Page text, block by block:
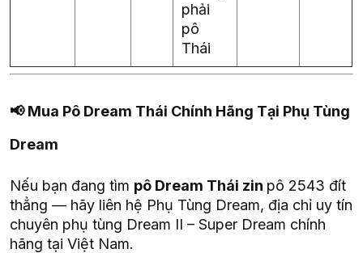
phải
pô
Thái
📢Mua Pô Dream Thái Chính Hãng Tại Phụ Tùng
Dream
Nếu bạn đang tìm pô Dream Thái zin pô 2543 đít
thẳng — hãy liên hệ Phụ Tùng Dream, địa chỉ uy tín
chuyên phụ tùng Dream II – Super Dream chính
hãng tại Việt Nam.